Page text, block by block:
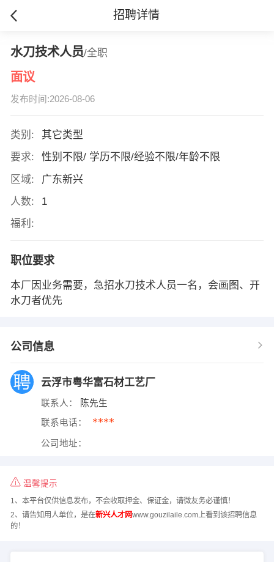
招聘详情
水刀技术人员/全职
面议
发布时间:2026-08-06
类别:
其它类型
要求:
性别不限/ 学历不限/经验不限/年龄不限
区域:
广东新兴
人数:
1
福利:
职位要求
本厂因业务需要，急招水刀技术人员一名，会画图、开
水刀者优先
公司信息
云浮市粤华富石材工艺厂
联系人： 陈先生
联系电话： ****
公司地址：
温馨提示
1、本平台仅供信息发布，不会收取押金、保证金，请微友务必谨慎！
2、请告知用人单位，是在新兴人才网www.gouzilaile.com上看到该招聘信息
的！